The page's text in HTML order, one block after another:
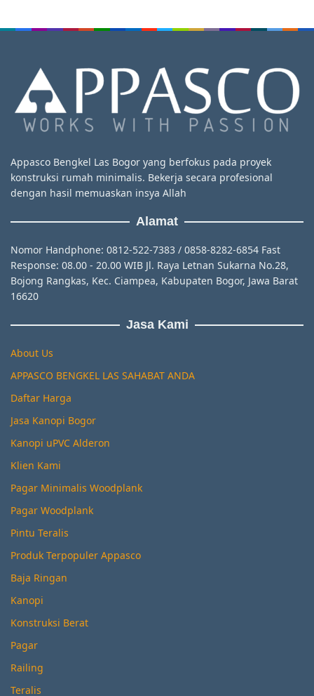
Appasco Bengkel Las Bogor yang berfokus pada proyek
konstruksi rumah minimalis. Bekerja secara profesional
dengan hasil memuaskan insya Allah
Alamat
Nomor Handphone: 0812-522-7383 / 0858-8282-6854 Fast
Response: 08.00 - 20.00 WIB Jl. Raya Letnan Sukarna No.28,
Bojong Rangkas, Kec. Ciampea, Kabupaten Bogor, Jawa Barat
16620
Jasa Kami
About Us
APPASCO BENGKEL LAS SAHABAT ANDA
Daftar Harga
Jasa Kanopi Bogor
Kanopi uPVC Alderon
Klien Kami
Pagar Minimalis Woodplank
Pagar Woodplank
Pintu Teralis
Produk Terpopuler Appasco
Baja Ringan
Kanopi
Konstruksi Berat
Pagar
Railing
Teralis